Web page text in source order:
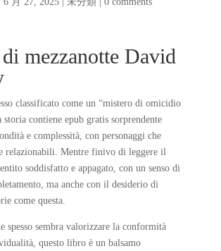
mezzanotte David
classificato come un “mistero di omicidio
storia contiene epub gratis sorprendente
e complessità, con personaggi che
relazionabili. Mentre finivo di leggere il
soddisfatto e appagato, con un senso di
ma anche con il desiderio di
come questa.
spesso sembra valorizzare la conformità
questo libro è un balsamo